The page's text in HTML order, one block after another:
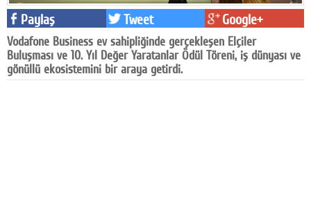
Pr
Facebook
Diziler
Paylaş Tweet Google+
Vodafone Business ev sahipliğinde gerçekleşen Elçiler
Buluşması ve 10. Yıl Değer Yaratanlar Ödül Töreni, iş dünyası ve
gönüllü ekosistemini bir araya getirdi.